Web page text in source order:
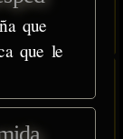
que
que le